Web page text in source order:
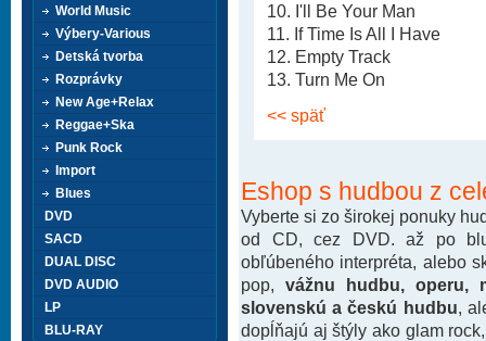
10. I'll Be Your Man
11. If Time Is All I Have
12. Empty Track
13. Turn Me On
<< späť
Eshop s hudbou z
Vyberte si zo širokej ponuky
od CD, cez DVD. až po
obľúbeného interpréta, alebo
pop, vážnu hudbu, operu,
slovenskú a českú hudbu ,
dopĺňajú aj štýly ako glam
World Music
Výbery-Various
Detská tvorba
Rozprávky
New Age+Relax
Reggae+Ska
Punk Rock
Import
Blues
DVD
SACD
DUAL DISC
DVD AUDIO
LP
BLU-RAY